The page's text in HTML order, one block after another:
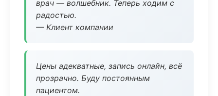
врач — волшебник. Теперь ходим с
радостью.
— Клиент компании
Цены адекватные, запись онлайн, всё
прозрачно. Буду постоянным
пациентом.